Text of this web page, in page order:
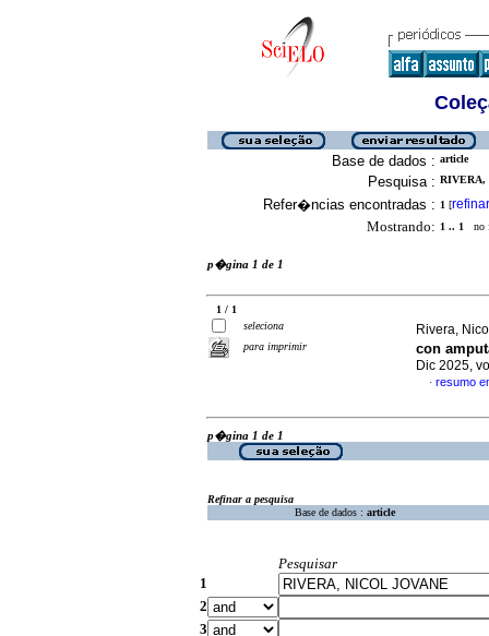
Base de dados : article
Pesquisa : RIVERA,
Refer�ncias encontradas : 1 [refinar
Mostrando: 1 .. 1 no
p�gina 1 de 1
1 / 1
seleciona
para imprimir
Rivera,
con
Dic 2025,
· resumo
p�gina 1 de 1
Refinar a pesquisa
Base de dados : article
Pesquisar
1
2
3